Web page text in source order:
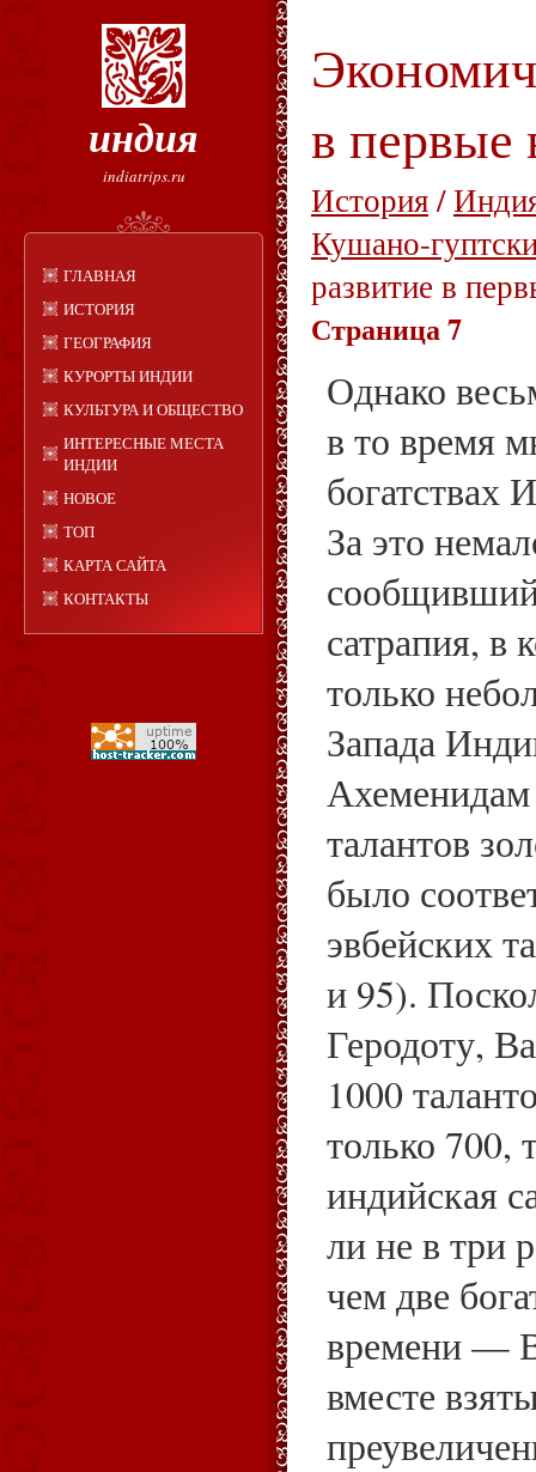
индия
indiatrips.ru
ГЛАВНАЯ
ИСТОРИЯ
ГЕОГРАФИЯ
КУРОРТЫ ИНДИИ
КУЛЬТУРА И ОБЩЕСТВО
ИНТЕРЕСНЫЕ МЕСТА
ИНДИИ
НОВОЕ
ТОП
КАРТА САЙТА
КОНТАКТЫ
в первые
История/
Кушано-
развитие в
Страница 7
Однако
в то время
богатствах
За это
сатрапия, в
только
Запада
Ахеменидам
талантов
было
эвбейских
и 95).
Геродоту,
1000
только 700,
индийская
ли не в три
чем две
времени —
вместе